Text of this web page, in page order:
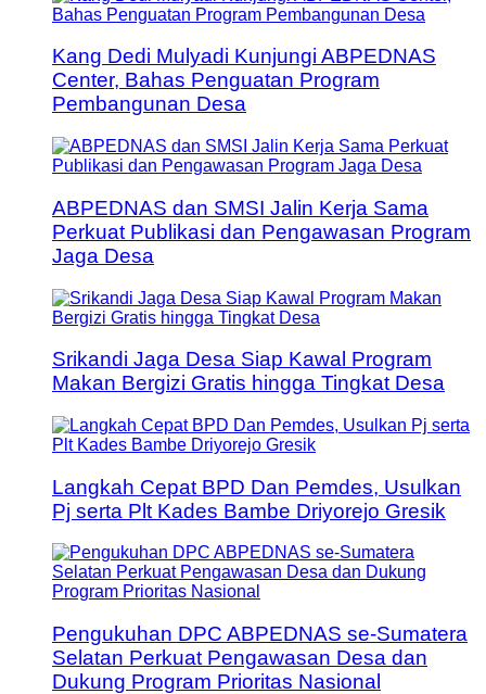
Kang Dedi Mulyadi Kunjungi ABPEDNAS
Center, Bahas Penguatan Program
Pembangunan Desa
ABPEDNAS dan SMSI Jalin Kerja Sama
Perkuat Publikasi dan Pengawasan Program
Jaga Desa
Srikandi Jaga Desa Siap Kawal Program
Makan Bergizi Gratis hingga Tingkat Desa
Langkah Cepat BPD Dan Pemdes, Usulkan
Pj serta Plt Kades Bambe Driyorejo Gresik
Pengukuhan DPC ABPEDNAS se-Sumatera
Selatan Perkuat Pengawasan Desa dan
Dukung Program Prioritas Nasional